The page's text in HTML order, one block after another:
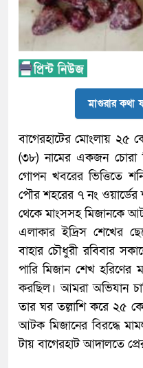
মাগুরার কথা
বাগেরহাটের মোংলায় ২৫
(৩৮) নামের একজন চোরা
গোপন খবরের ভিত্তিতে
পৌর শহরের ৭ নং ওয়ার্ডের
থেকে মাংসসহ মিজানকে
এলাকার ইদ্রিস শেখের
বাহার চৌধুরী রবিবার
পারি মিজান শেখ হরিণের
করছিল। আমরা অভিযান
তার ঘর তল্লাশি করে ২৫
আটক মিজানের বিরদ্ধে
টায় বাগেরহাট আদালতে